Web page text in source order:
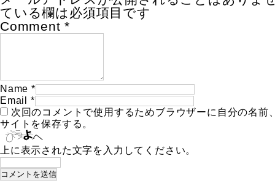
ている欄は必須項目です
Comment *
Name *
Email
*
次回のコメントで使用するためブラウザーに自分の名前
サイトを保存する。
上に表示された文字を入力してください。